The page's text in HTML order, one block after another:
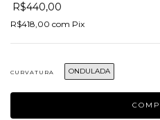
R$440,00
R$418,00 com Pix
CURVATURA ONDULADA